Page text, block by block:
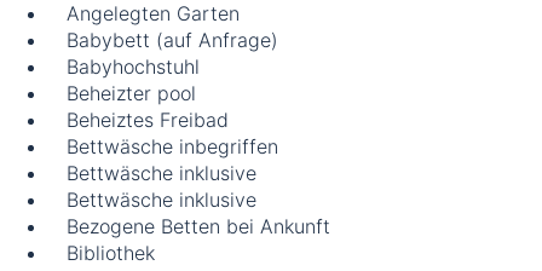
Angelegten Garten
Babybett (auf Anfrage)
Babyhochstuhl
Beheizter pool
Beheiztes Freibad
Bettwäsche inbegriffen
Bettwäsche inklusive
Bettwäsche inklusive
Bezogene Betten bei Ankunft
Bibliothek